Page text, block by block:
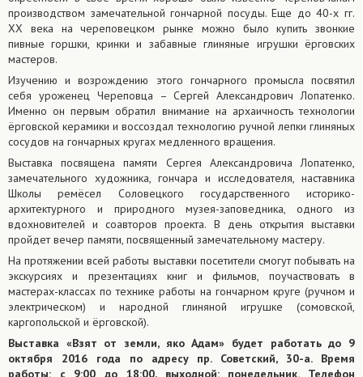
производством замечательной гончарной посуды. Еще до 40-х гг.
ХХ века на череповецком рынке можно было купить звонкие
пивные горшки, кринки и забавные глиняные игрушки ёрговских
мастеров.
Изучению и возрождению этого гончарного промысла посвятил
себя уроженец Череповца – Сергей Александрович Лопатенко.
Именно он первым обратил внимание на архаичность технологии
ёрговской керамики и воссоздал технологию ручной лепки глиняных
сосудов на гончарных кругах медленного вращения.
Выставка посвящена памяти Сергея Александровича Лопатенко,
замечательного художника, гончара и исследователя, наставника
Школы ремёсел Соловецкого государственного историко-
архитектурного и природного музея-заповедника, одного из
вдохновителей и соавторов проекта. В день открытия выставки
пройдет вечер памяти, посвященный замечательному мастеру.
На протяжении всей работы выставки посетители смогут побывать на
экскурсиях и презентациях книг и фильмов, поучаствовать в
мастерах-классах по технике работы на гончарном круге (ручном и
электрическом) и народной глиняной игрушке (сомовской,
каргопольской и ёрговской).
Выставка «Взят от земли, яко Адам» будет работать до 9
октября 2016 года по адресу пр. Советский, 30-а. Время
работы: с 9:00 до 18:00, выходной: понедельник. Телефон